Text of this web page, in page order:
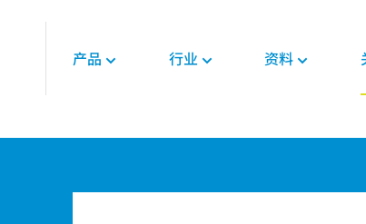
产品
聚合物
PEEK聚合物
PEEK材料形态
PEEK 纤维
行业
航空航天
内饰
汽车
威格斯电机解决方
资料
技术
技术指南
教育
手册